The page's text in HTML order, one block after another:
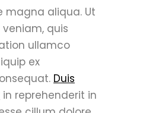
magna aliqua. Ut
quis
ullamco
ex
Duis
in reprehenderit in